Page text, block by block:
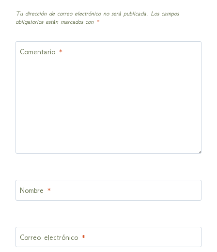
Tu dirección de correo electrónico no será publicada.
Los campos
obligatorios están marcados con *
Comentario *
Nombre *
Correo electrónico *